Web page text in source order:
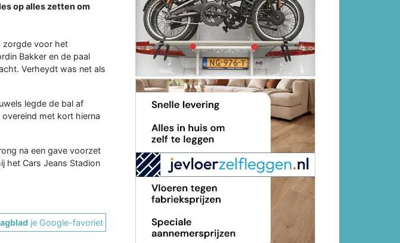
op alles zetten om
zorgde voor het
Bakker en de paal
Verheydt was net als
legde de bal af
met kort hierna
na een gave voorzet
het Cars Jeans Stadion
je Google-favoriet